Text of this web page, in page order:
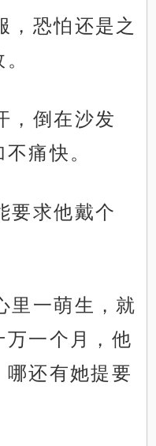
，恐怕还是之
，倒在沙发
痛快。
要求他戴个
里一萌生，就
万一个月，他
还有她提要